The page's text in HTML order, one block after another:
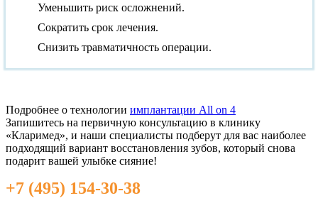
Уменьшить риск осложнений.
Сократить срок лечения.
Снизить травматичность операции.
Подробнее о технологии имплантации All on 4
Запишитесь на первичную консультацию в клинику
«Кларимед», и наши специалисты подберут для вас наиболее
подходящий вариант восстановления зубов, который снова
подарит вашей улыбке сияние!
+7 (495) 154-30-38